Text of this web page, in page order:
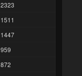
2323
1511
1447
959
872